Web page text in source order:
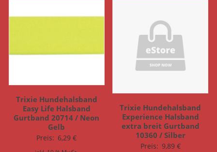
Trixie Hundehalsband
Easy Life Halsband
Gurtband 20714 / Neon
Gelb
Preis: 6,29€
Trixie Hundehalsband
Experience Halsband
extra breit Gurtband
10360 / Silber
Preis: 9,89 €